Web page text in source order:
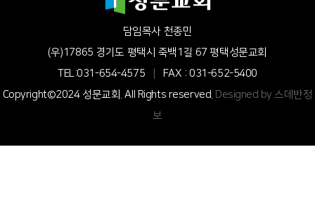
담임목사 천종민
(우)17865 경기도 평택시 죽백1길 67 평택성문교회
TEL:031-654-4575
FAX : 031-652-5400
Copyright©2024 성문교회. All Rights reserved. Designed by 스데반정
보